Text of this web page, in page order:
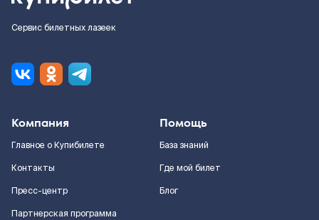
Сервис билетных лазеек
Компания
Главное о Купибилете
Контакты
Пресс-центр
Партнерская программа
Помощь
База знаний
Где мой билет
Блог